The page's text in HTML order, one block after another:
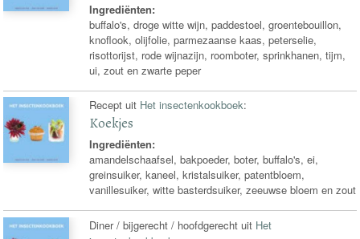
Ingrediënten:
buffalo's, droge witte wijn, paddestoel, groentebouillon,
knoflook, olijfolie, parmezaanse kaas, peterselie,
risottorijst, rode wijnazijn, roomboter, sprinkhanen, tijm,
ui, zout en zwarte peper
Recept uit Het insectenkookboek:
Koekjes
Ingrediënten:
amandelschaafsel, bakpoeder, boter, buffalo's, ei,
greinsuiker, kaneel, kristalsuiker, patentbloem,
vanillesuiker, witte basterdsuiker, zeeuwse bloem en zout
Diner / bijgerecht / hoofdgerecht uit Het